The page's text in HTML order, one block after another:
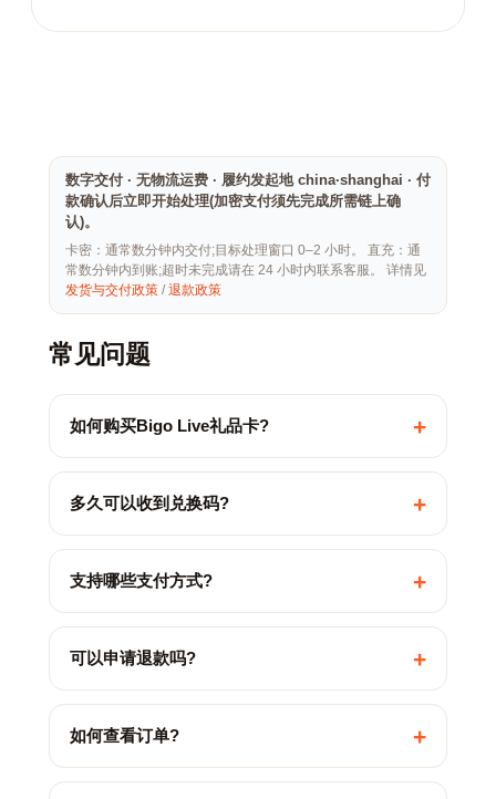
数字交付 · 无物流运费 · 履约发起地 china·shanghai · 付
款确认后立即开始处理(加密支付须先完成所需链上确
认)。
卡密：通常数分钟内交付;目标处理窗口 0–2 小时。 直充：通
常数分钟内到账;超时未完成请在 24 小时内联系客服。 详情见
发货与交付政策 /退款政策
常见问题
如何购买Bigo Live礼品卡? +
多久可以收到兑换码? +
支持哪些支付方式? +
可以申请退款吗? +
如何查看订单? +